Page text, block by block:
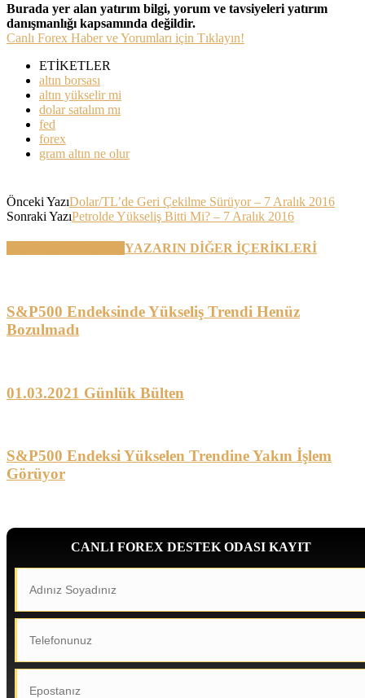
Burada yer alan yatırım bilgi, yorum ve tavsiyeleri yatırım
danışmanlığı kapsamında değildir.
Canlı Forex Haber ve Yorumları için Tıklayın!
ETİKETLER
altın borsası
altın yükselir mi
dolar satalım mı
fed
forex
gram altın ne olur
Önceki YazıDolar/TL’de Geri Çekilme Sürüyor – 7 Aralık 2016
Sonraki YazıPetrolde Yükseliş Bitti Mi? – 7 Aralık 2016
YAZARIN DİĞER İÇERİKLERİ
S&P500 Endeksinde Yükseliş Trendi Henüz
Bozulmadı
01.03.2021 Günlük Bülten
S&P500 Endeksi Yükselen Trendine Yakın İşlem
Görüyor
CANLI FOREX DESTEK ODASI KAYIT